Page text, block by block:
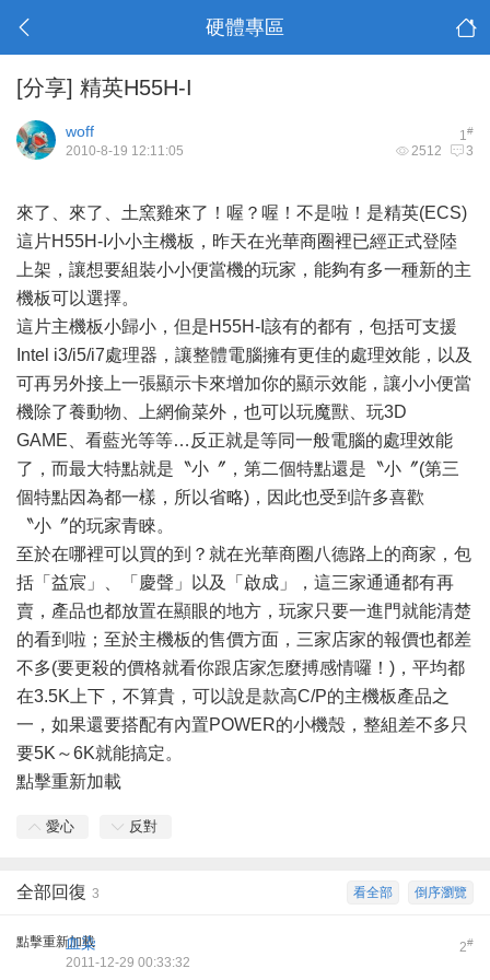
硬體專區
[分享] 精英H55H-I
1#
woff
2512 3
2010-8-19 12:11:05
來了、來了、土窯雞來了！喔？喔！不是啦！是精英(ECS)
這片H55H-I小小主機板，昨天在光華商圈裡已經正式登陸
上架，讓想要組裝小小便當機的玩家，能夠有多一種新的主
機板可以選擇。
這片主機板小歸小，但是H55H-I該有的都有，包括可支援
Intel i3/i5/i7處理器，讓整體電腦擁有更佳的處理效能，以及
可再另外接上一張顯示卡來增加你的顯示效能，讓小小便當
機除了養動物、上網偷菜外，也可以玩魔獸、玩3D
GAME、看藍光等等…反正就是等同一般電腦的處理效能
了，而最大特點就是〝小〞，第二個特點還是〝小〞(第三
個特點因為都一樣，所以省略)，因此也受到許多喜歡
〝小〞的玩家青睞。
至於在哪裡可以買的到？就在光華商圈八德路上的商家，包
括「益宸」、「慶聲」以及「啟成」，這三家通通都有再
賣，產品也都放置在顯眼的地方，玩家只要一進門就能清楚
的看到啦；至於主機板的售價方面，三家店家的報價也都差
不多(要更殺的價格就看你跟店家怎麼搏感情囉！)，平均都
在3.5K上下，不算貴，可以說是款高C/P的主機板產品之
一，如果還要搭配有內置POWER的小機殼，整組差不多只
要5K～6K就能搞定。
點擊重新加載
愛心 反對
倒序瀏覽
看全部
全部回復 3
點擊重新加載 2#
血染
2011-12-29 00:33:32